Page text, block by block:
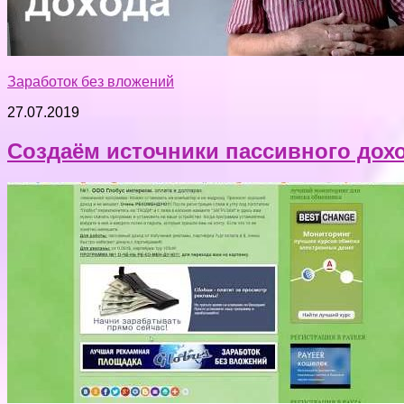
Заработок без вложений
27.07.2019
Создаём источники пассивного